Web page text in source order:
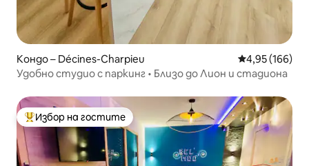
Кондо – Décines-Charpieu Средна
4,95 (166)
Удобно студио с паркинг • Близо до Лион и стадиона
Най-популярен избор на гостите
Избор на гостите